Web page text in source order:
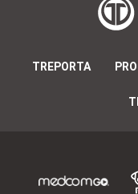
TREPORTA